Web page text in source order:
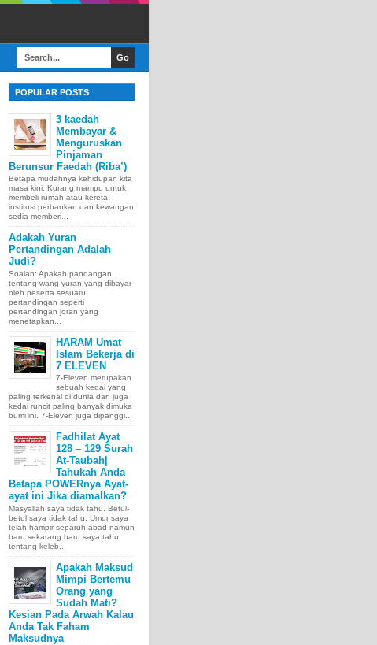
POPULAR POSTS
3 kaedah
Membayar &
Menguruskan
Pinjaman
Berunsur Faedah (Riba’)
Betapa mudahnya kehidupan kita
masa kini. Kurang mampu untuk
membeli rumah atau kereta,
institusi perbankan dan kewangan
sedia memberi...
Adakah Yuran
Pertandingan Adalah
Judi?
Soalan: Apakah pandangan
tentang wang yuran yang dibayar
oleh peserta sesuatu
pertandingan seperti
pertandingan joran yang
menetapkan...
HARAM Umat
Islam Bekerja di
7 ELEVEN
7-Eleven merupakan
sebuah kedai yang
paling terkenal di dunia dan juga
kedai runcit paling banyak dimuka
bumi ini. 7-Eleven juga dipanggi...
Fadhilat Ayat
128 – 129 Surah
At-Taubah|
Tahukah Anda
Betapa POWERnya Ayat-
ayat ini Jika diamalkan?
Masyallah saya tidak tahu. Betul-
betul saya tidak tahu. Umur saya
telah hampir separuh abad namun
baru sekarang baru saya tahu
tentang keleb...
Apakah Maksud
Mimpi Bertemu
Orang yang
Sudah Mati?
Kesian Pada Arwah Kalau
Anda Tak Faham
Maksudnya